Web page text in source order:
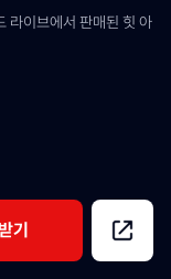
라이브에서 판매된 힛 아
기